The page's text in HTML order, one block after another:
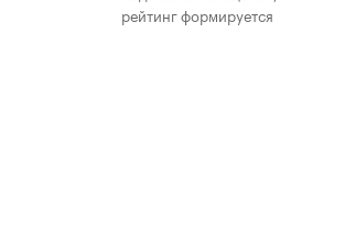
рейтинг формируется